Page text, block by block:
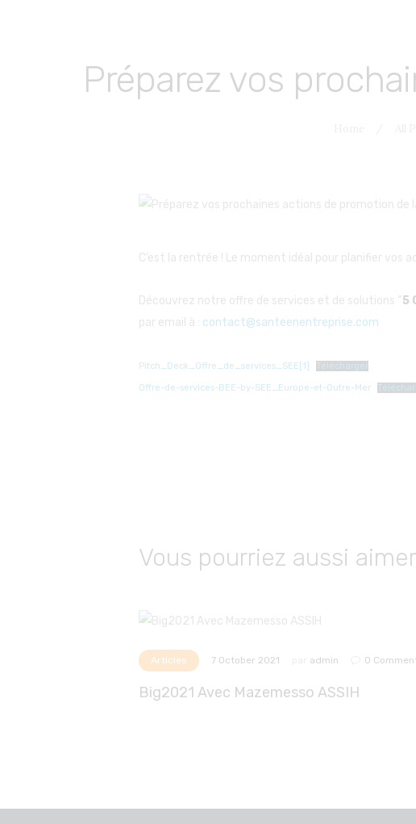
Préparez vos
C’est la rentrée ! Le moment idéal pour planifier vos
Découvrez notre offre de services et de solutions “ 5
par email à : contact@santeenentreprise.com
Pitch_Deck_Offre_de_services_SEE[1] Télécharger
Offre-de-services-BEE-by-SEE_Europe-et-Outre-Mer
Vous pourriez aussi aimer
Articles 7 October 2021 admin 0
Big2021 Avec Mazemesso ASSIH